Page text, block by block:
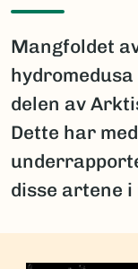
Mangfoldet
delen av
Dette har
disse artene i